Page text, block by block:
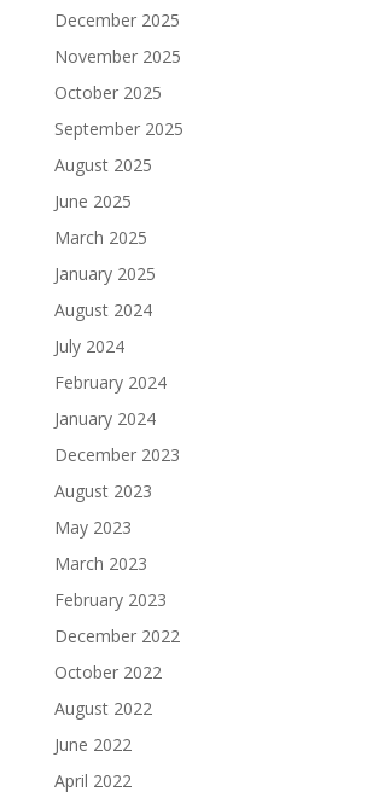
December 2025
November 2025
October 2025
September 2025
August 2025
June 2025
March 2025
January 2025
August 2024
July 2024
February 2024
January 2024
December 2023
August 2023
May 2023
March 2023
February 2023
December 2022
October 2022
August 2022
June 2022
April 2022